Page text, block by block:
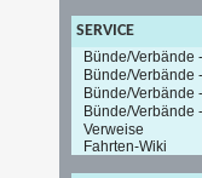
SERVICE
Bünde/Verbände
Bünde/Verbände
Bünde/Verbände
Bünde/Verbände
Verweise
Fahrten-Wiki